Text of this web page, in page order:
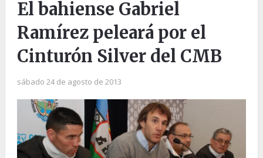
El bahiense Gabriel
Ramírez peleará por el
Cinturón Silver del CMB
sábado 24 de agosto de 2013